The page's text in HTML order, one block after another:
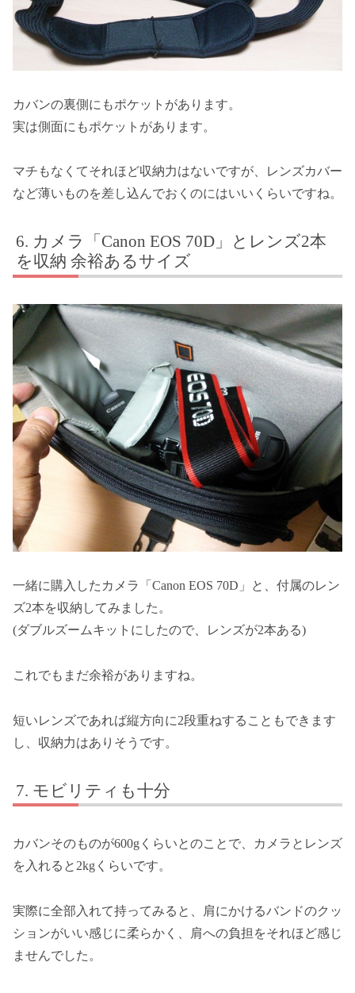
カバンの裏側にもポケットがあります。
実は側面にもポケットがあります。
マチもなくてそれほど収納力はないですが、レンズカバー
など薄いものを差し込んでおくのにはいいくらいですね。
カメラ「Canon EOS 70D」とレンズ2本
を収納 余裕あるサイズ
一緒に購入したカメラ「Canon EOS 70D」と、付属のレン
ズ2本を収納してみました。
(ダブルズームキットにしたので、レンズが2本ある)
これでもまだ余裕がありますね。
短いレンズであれば縦方向に2段重ねすることもできます
し、収納力はありそうです。
モビリティも十分
カバンそのものが600gくらいとのことで、カメラとレンズ
を入れると2kgくらいです。
実際に全部入れて持ってみると、肩にかけるバンドのクッ
ションがいい感じに柔らかく、肩への負担をそれほど感じ
ませんでした。